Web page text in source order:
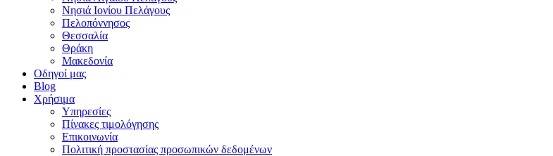
Νησιά Ιονίου Πελάγους
Πελοπόννησος
Θεσσαλία
Θράκη
Μακεδονία
Οδηγοί μας
Blog
Χρήσιμα
Υπηρεσίες
Πίνακες τιμολόγησης
Επικοινωνία
Πολιτική προστασίας προσωπικών δεδομένων